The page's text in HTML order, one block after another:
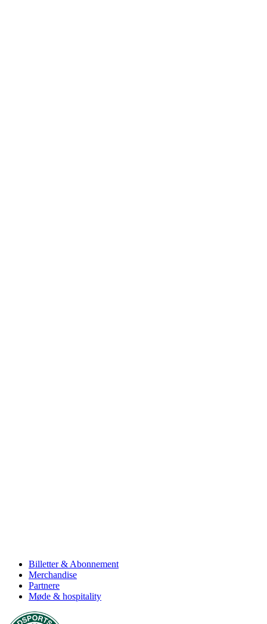
Billetter & Abonnement
Merchandise
Partnere
Møde & hospitality